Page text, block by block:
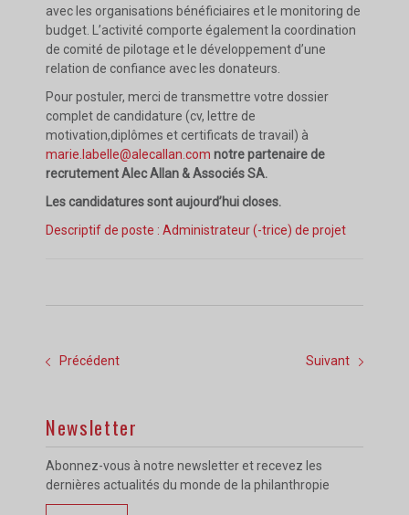
avec les organisations bénéficiaires et le monitoring de
budget. L’activité comporte également la coordination
de comité de pilotage et le développement d’une
relation de confiance avec les donateurs.
Pour postuler, merci de transmettre votre dossier
complet de candidature (cv, lettre de
motivation,diplômes et certificats de travail) à
marie.labelle@alecallan.com notrepartenaire de
recrutement Alec Allan & Associés SA.
Les candidatures sont aujourd’hui closes.
Descriptif de poste : Administrateur (-trice) de projet
Précédent Suivant
Newsletter
Abonnez-vous à notre newsletter et recevez les
dernières actualités du monde de la philanthropie